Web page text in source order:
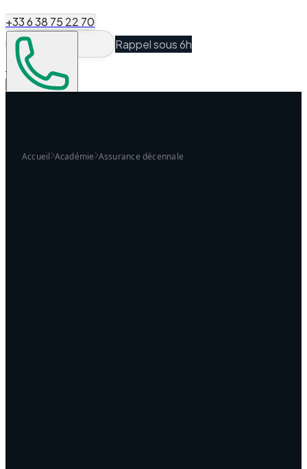
+33 6 38 75 22 70
Rappel sous 6h
Espace Client
Accueil Académie Assurance décennale